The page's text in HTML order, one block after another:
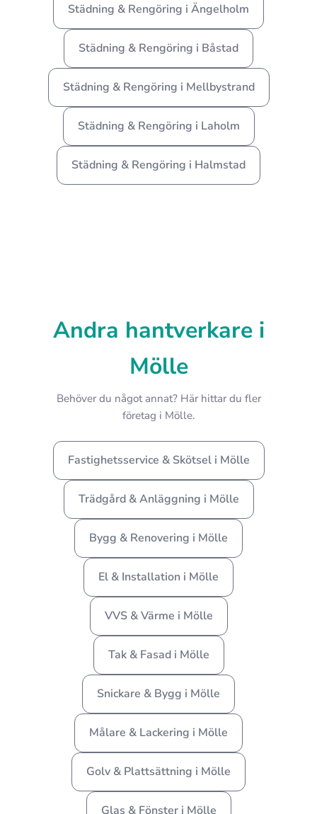
Städning & Rengöring i Ängelholm
Städning & Rengöring i Båstad
Städning & Rengöring i Mellbystrand
Städning & Rengöring i Laholm
Städning & Rengöring i Halmstad
Andra hantverkare i
Mölle
Behöver du något annat? Här hittar du fler
företag i Mölle.
Fastighetsservice & Skötsel i Mölle
Trädgård & Anläggning i Mölle
Bygg & Renovering i Mölle
El & Installation i Mölle
VVS & Värme i Mölle
Tak & Fasad i Mölle
Snickare & Bygg i Mölle
Målare & Lackering i Mölle
Golv & Plattsättning i Mölle
Glas & Fönster i Mölle